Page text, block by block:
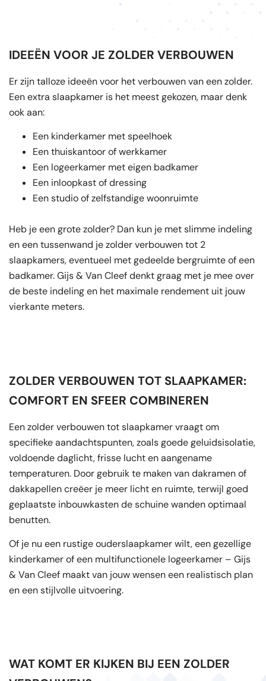
IDEEËN VOOR JE ZOLDER VERBOUWEN
Er zijn talloze ideeën voor het verbouwen van een zolder.
Een extra slaapkamer is het meest gekozen, maar denk
ook aan:
Een kinderkamer met speelhoek
Een thuiskantoor of werkkamer
Een logeerkamer met eigen badkamer
Een inloopkast of dressing
Een studio of zelfstandige woonruimte
Heb je een grote zolder? Dan kun je met slimme indeling
en een tussenwand je zolder verbouwen tot 2
slaapkamers, eventueel met gedeelde bergruimte of een
badkamer. Gijs & Van Cleef denkt graag met je mee over
de beste indeling en het maximale rendement uit jouw
vierkante meters.
ZOLDER VERBOUWEN TOT SLAAPKAMER:
COMFORT EN SFEER COMBINEREN
Een zolder verbouwen tot slaapkamer vraagt om
specifieke aandachtspunten, zoals goede geluidsisolatie,
voldoende daglicht, frisse lucht en aangename
temperaturen. Door gebruik te maken van dakramen of
dakkapellen creëer je meer licht en ruimte, terwijl goed
geplaatste inbouwkasten de schuine wanden optimaal
benutten.
Of je nu een rustige ouderslaapkamer wilt, een gezellige
kinderkamer of een multifunctionele logeerkamer – Gijs
& Van Cleef maakt van jouw wensen een realistisch plan
en een stijlvolle uitvoering.
WAT KOMT ER KIJKEN BIJ EEN ZOLDER